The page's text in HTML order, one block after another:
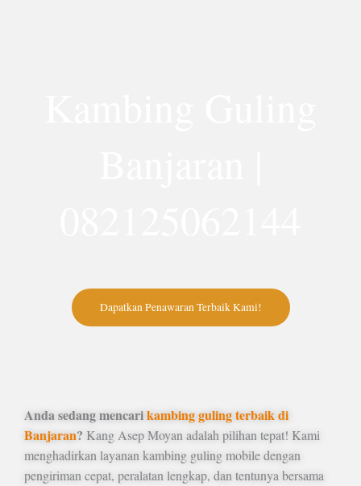
Dapatkan Penawaran Terbaik Kami!
Anda sedang mencarikambing guling terbaik di
Banjaran? Kang Asep Moyan adalah pilihan tepat! Kami
menghadirkan layanan kambing guling mobile dengan
pengiriman cepat, peralatan lengkap, dan tentunya bersama